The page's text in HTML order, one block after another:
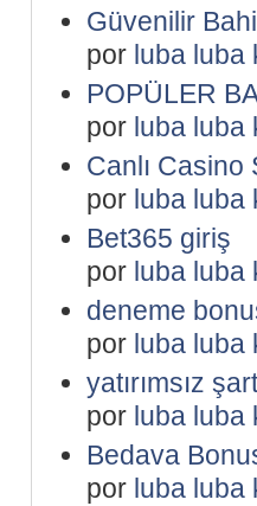
Güvenilir
por luba luba
POPÜLER
por luba luba
Canlı Casino
por luba luba
Bet365 giriş
por luba luba
deneme
por luba luba
yatırımsız
por luba luba
Bedava
por luba luba